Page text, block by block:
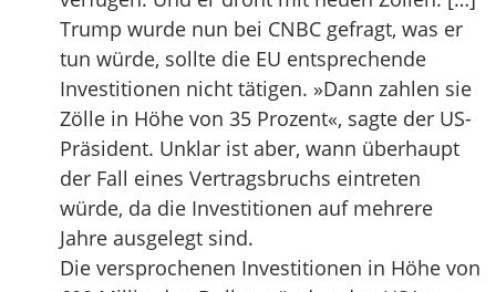
Trump wurde nun bei CNBC gefragt, was er
tun würde, sollte die EU entsprechende
Investitionen nicht tätigen. »Dann zahlen sie
Zölle in Höhe von 35 Prozent«, sagte der US-
Präsident. Unklar ist aber, wann überhaupt
der Fall eines Vertragsbruchs eintreten
würde, da die Investitionen auf mehrere
Jahre ausgelegt sind.
Die versprochenen Investitionen in Höhe von